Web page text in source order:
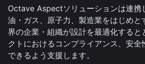
Octave Aspectソリューションは連携
油・ガス、原子力、製造業をはじめと
界の企業・組織が設計を最適化すると
クトにおけるコンプライアンス、安全
できるよう支援します。